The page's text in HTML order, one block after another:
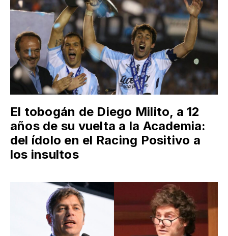
El tobogán de Diego Milito, a 12
años de su vuelta a la Academia:
del ídolo en el Racing Positivo a
los insultos